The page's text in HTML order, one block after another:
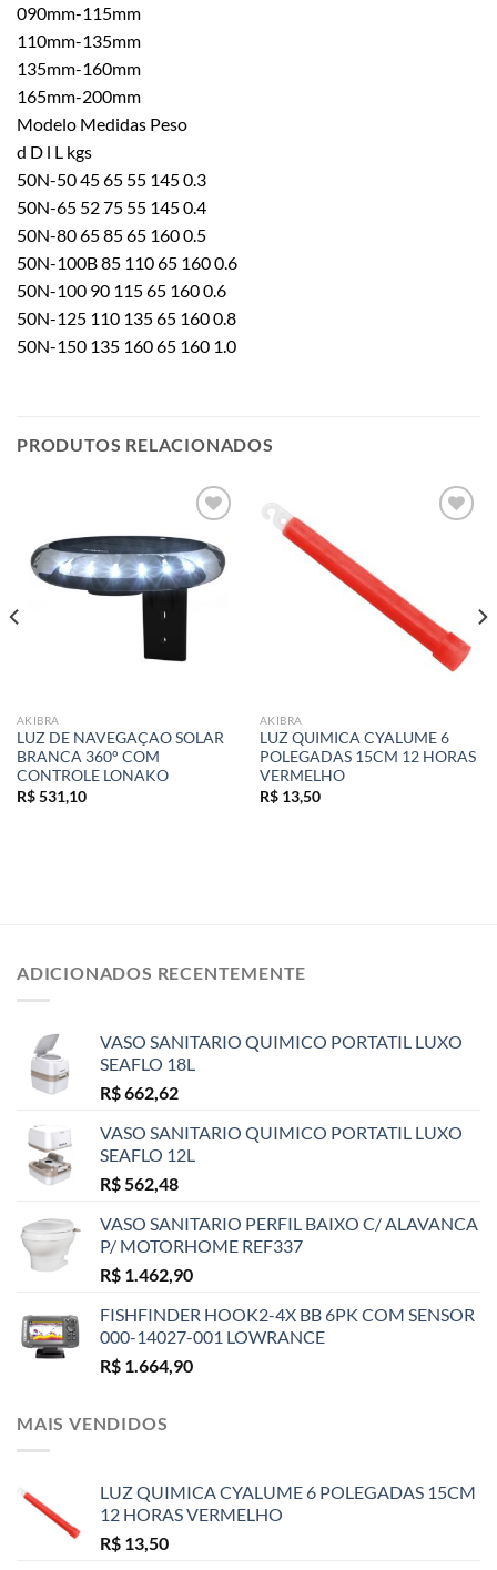
090mm-115mm
110mm-135mm
135mm-160mm
165mm-200mm
Modelo Medidas Peso
d D l L kgs
50N-50 45 65 55 145 0.3
50N-65 52 75 55 145 0.4
50N-80 65 85 65 160 0.5
50N-100B 85 110 65 160 0.6
50N-100 90 115 65 160 0.6
50N-125 110 135 65 160 0.8
50N-150 135 160 65 160 1.0
PRODUTOS RELACIONADOS
Add to
wishlist
AKIBRA
LUZ DE NAVEGAÇAO SOLAR
BRANCA 360° COM
CONTROLE LONAKO
R$531,10
AKIBRA
LUZ QUIMICA CYALUME 6
POLEGADAS 15CM 12 HORAS
VERMELHO
R$13,50
ADICIONADOS RECENTEMENTE
VASO SANITARIO QUIMICO PORTATIL LUXO
SEAFLO 18L
R$662,62
VASO SANITARIO QUIMICO PORTATIL LUXO
SEAFLO 12L
R$562,48
VASO SANITARIO PERFIL BAIXO C/ ALAVANCA
P/ MOTORHOME REF337
R$ 1.462,90
FISHFINDER HOOK2-4X BB 6PK COM SENSOR
000-14027-001 LOWRANCE
R$ 1.664,90
MAIS VENDIDOS
LUZ QUIMICA CYALUME 6 POLEGADAS 15CM
12 HORAS VERMELHO
R$ 13,50